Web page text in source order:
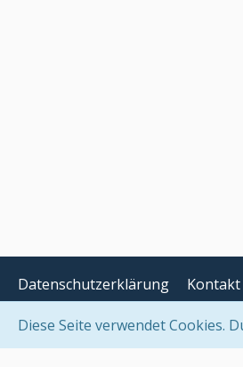
Datenschutzerklärung Kontakt
Diese Seite verwendet Cookies.